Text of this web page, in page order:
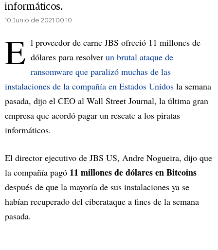
informáticos.
10 Junio de 2021 00.10
E l proveedor de carne JBS ofreció 11 millones de
dólares para resolver un brutal ataque de
ransomware que paralizó muchas de las
instalaciones de la compañía en Estados Unidos la semana
pasada, dijo el CEO al Wall Street Journal, la última gran
empresa que acordó pagar un rescate a los piratas
informáticos.
El director ejecutivo de JBS US, Andre Nogueira, dijo que
la compañía pagó 11 millones de dólares en Bitcoins
después de que la mayoría de sus instalaciones ya se
habían recuperado del ciberataque a fines de la semana
pasada.